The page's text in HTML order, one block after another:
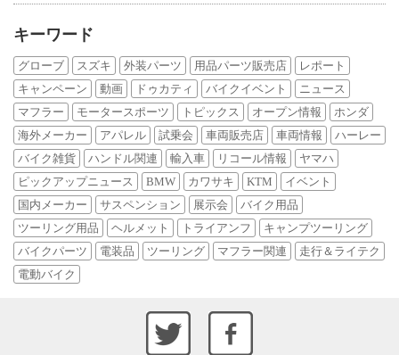
キーワード
グローブ スズキ 外装パーツ 用品パーツ販売店
レポート
キャンペーン
動画 ドゥカティ バイクイベント
ニュース
マフラー
モータースポーツ トピックス オープン情報
ホンダ
海外メーカー
アパレル 試乗会 車両販売店 車両情報
ハーレー
バイク雑貨
ハンドル関連 輸入車 リコール情報
ヤマハ
ピックアップニュース
BMW カワサキ KTM
イベント
国内メーカー
サスペンション 展示会
バイク用品
ツーリング用品
ヘルメット トライアンフ
キャンプツーリング
バイクパーツ
電装品 ツーリング マフラー関連
走行＆ライテク
電動バイク